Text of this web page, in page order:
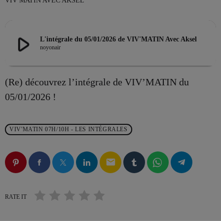
EMISSION EN COURS
LES MUSICALES
18:00 - 21:00 more_vert
Animé par Charles
play_arrow L'intégrale du 05/01/2026 de VIV'MATIN Avec Aksel
noyonair
(Re) découvrez l’intégrale de VIV’MATIN du
05/01/2026 !
VIV'MATIN 07H/10H - LES INTÉGRALES
email
RATE IT